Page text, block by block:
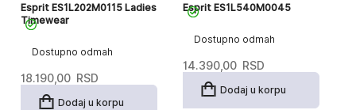
Dostupno odmah
Esprit ES1L202M0115 Ladies
Timewear
18.190,00 RSD
Dodaj u korpu
Dostupno odmah
Esprit ES1L540M0045
14.390,00 RSD
Dodaj u korpu